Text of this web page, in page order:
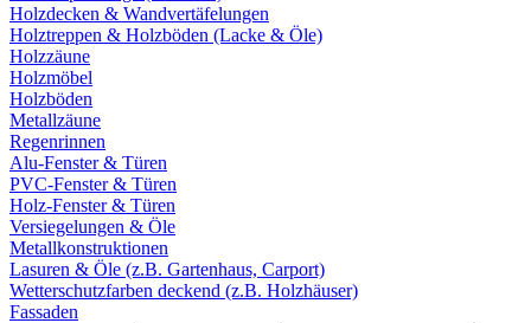
Holzdecken & Wandvertäfelungen
Holztreppen & Holzböden (Lacke & Öle)
Holzzäune
Holzmöbel
Holzböden
Metallzäune
Regenrinnen
Alu-Fenster & Türen
PVC-Fenster & Türen
Holz-Fenster & Türen
Versiegelungen & Öle
Metallkonstruktionen
Lasuren & Öle (z.B. Gartenhaus, Carport)
Wetterschutzfarben deckend (z.B. Holzhäuser)
Fassaden